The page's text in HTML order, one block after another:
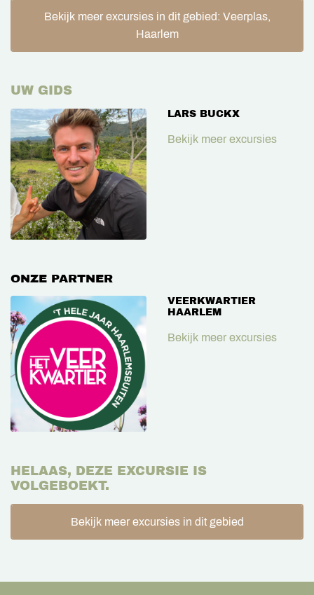
Bekijk meer excursies in dit gebied: Veerplas,
Haarlem
UW GIDS
LARS BUCKX
Bekijk meer excursies
ONZE PARTNER
VEERKWARTIER
HAARLEM
Bekijk meer excursies
HELAAS, DEZE EXCURSIE IS
VOLGEBOEKT.
Bekijk meer excursies in dit gebied